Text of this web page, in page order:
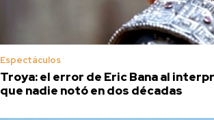
Espectáculos
Troya: el error de Eric Bana al
que nadie notó en dos décadas